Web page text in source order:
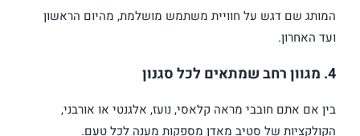
המותג שם דגש על חוויית משתמש מושלמת, מהיום הראשון
ועד האחרון.
4. מגוון רחב שמתאים לכל סגנון
בין אם אתם חובבי מראה קלאסי, נועז, אלגנטי או אורבני,
הקולקציות של סטיב מאדן מספקות מענה לכל טעם.